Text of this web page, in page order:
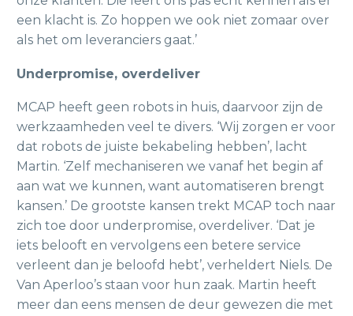
een klacht is. Zo hoppen we ook niet zomaar over
als het om leveranciers gaat.’
Underpromise, overdeliver
MCAP heeft geen robots in huis, daarvoor zijn de
werkzaamheden veel te divers. ‘Wij zorgen er voor
dat robots de juiste bekabeling hebben’, lacht
Martin. ‘Zelf mechaniseren we vanaf het begin af
aan wat we kunnen, want automatiseren brengt
kansen.’ De grootste kansen trekt MCAP toch naar
zich toe door underpromise, overdeliver. ‘Dat je
iets belooft en vervolgens een betere service
verleent dan je beloofd hebt’, verheldert Niels. De
Van Aperloo’s staan voor hun zaak. Martin heeft
meer dan eens mensen de deur gewezen die met